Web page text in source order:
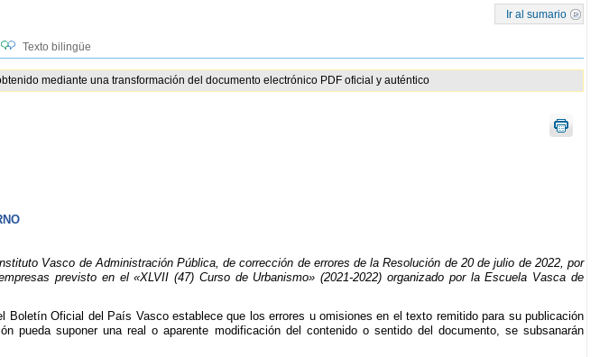
Ir al sumario
Texto bilingüe
mediante una transformación del documento electrónico PDF oficial y auténtico
Vasco de Administración Pública, de corrección de errores de la Resolución de 20 de julio de 2022, por
previsto en el «XLVII (47) Curso de Urbanismo» (2021-2022) organizado por la Escuela Vasca de
Boletín Oficial del País Vasco establece que los errores u omisiones en el texto remitido para su publicación
pueda suponer una real o aparente modificación del contenido o sentido del documento, se subsanarán